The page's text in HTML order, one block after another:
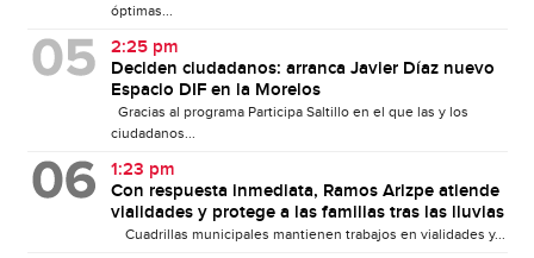
óptimas...
2:25 pm
Deciden ciudadanos: arranca Javier Díaz nuevo
Espacio DIF en la Morelos
Gracias al programa Participa Saltillo en el que las y los
ciudadanos...
1:23 pm
Con respuesta inmediata, Ramos Arizpe atiende
vialidades y protege a las familias tras las lluvias
Cuadrillas municipales mantienen trabajos en vialidades y...